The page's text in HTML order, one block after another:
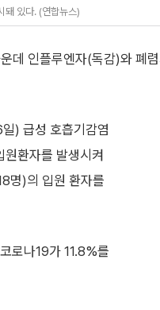
돼 있다. (연합뉴스)
데 인플루엔자(독감)와 폐
) 급성 호흡기감염
환자를 발생시켜
명)의 입원 환자를
로나19가 11.8%를